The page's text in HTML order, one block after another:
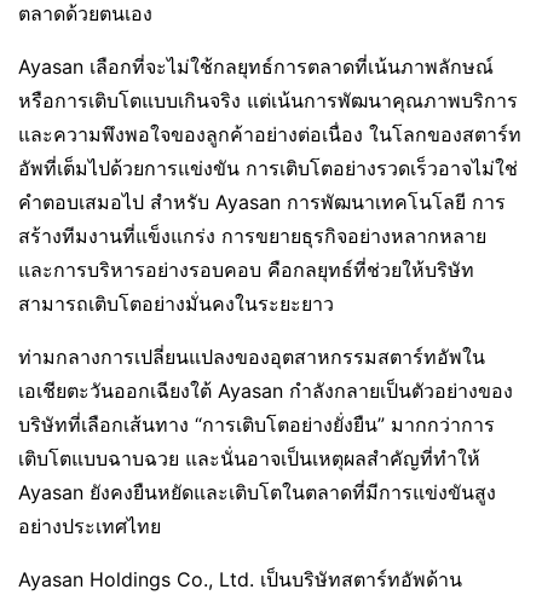
ตลาดด้วยตนเอง
Ayasan เลือกที่จะไม่ใช้กลยุทธ์การตลาดที่เน้นภาพลักษณ์
หรือการเติบโตแบบเกินจริง แต่เน้นการพัฒนาคุณภาพบริการ
และความพึงพอใจของลูกค้าอย่างต่อเนื่อง ในโลกของสตาร์ท
อัพที่เต็มไปด้วยการแข่งขัน การเติบโตอย่างรวดเร็วอาจไม่ใช่
คำตอบเสมอไป สำหรับ Ayasan การพัฒนาเทคโนโลยี การ
สร้างทีมงานที่แข็งแกร่ง การขยายธุรกิจอย่างหลากหลาย
และการบริหารอย่างรอบคอบ คือกลยุทธ์ที่ช่วยให้บริษัท
สามารถเติบโตอย่างมั่นคงในระยะยาว
ท่ามกลางการเปลี่ยนแปลงของอุตสาหกรรมสตาร์ทอัพใน
เอเชียตะวันออกเฉียงใต้ Ayasan กำลังกลายเป็นตัวอย่างของ
บริษัทที่เลือกเส้นทาง “การเติบโตอย่างยั่งยืน” มากกว่าการ
เติบโตแบบฉาบฉวย และนั่นอาจเป็นเหตุผลสำคัญที่ทำให้
Ayasan ยังคงยืนหยัดและเติบโตในตลาดที่มีการแข่งขันสูง
อย่างประเทศไทย
Ayasan Holdings Co., Ltd. เป็นบริษัทสตาร์ทอัพด้าน